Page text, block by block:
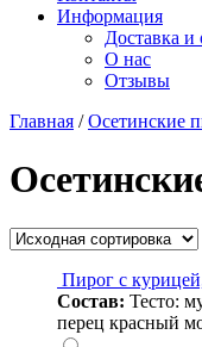
Информация
Доставка и
О нас
Отзывы
Главная /Осетинские
Пирог с
Состав: Тесто:
перец красный